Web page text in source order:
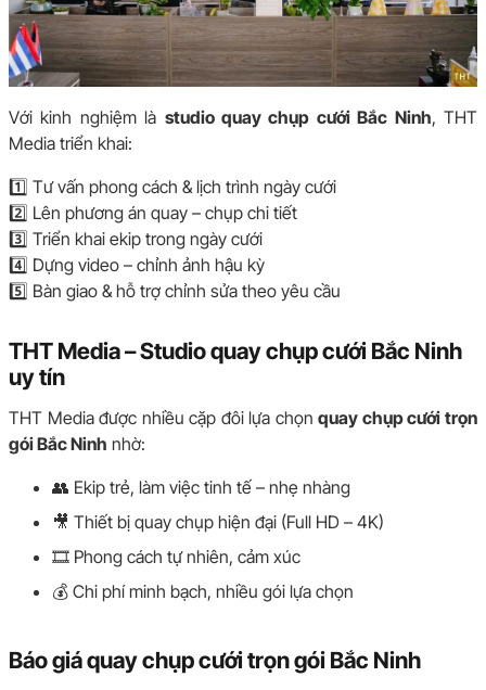
Với kinh nghiệm là studio quay chụp cưới Bắc Ninh, THT
Media triển khai:
1️⃣ Tư vấn phong cách & lịch trình ngày cưới
2️⃣ Lên phương án quay – chụp chi tiết
3️⃣ Triển khai ekip trong ngày cưới
4️⃣ Dựng video – chỉnh ảnh hậu kỳ
5️⃣ Bàn giao & hỗ trợ chỉnh sửa theo yêu cầu
THT Media – Studio quay chụp cưới Bắc Ninh
uy tín
THT Media được nhiều cặp đôi lựa chọnquay chụp cưới trọn
gói Bắc Ninh nhờ:
👥 Ekip trẻ, làm việc tinh tế – nhẹ nhàng
🎥 Thiết bị quay chụp hiện đại (Full HD – 4K)
🎞️ Phong cách tự nhiên, cảm xúc
💰 Chi phí minh bạch, nhiều gói lựa chọn
Báo giá quay chụp cưới trọn gói Bắc Ninh